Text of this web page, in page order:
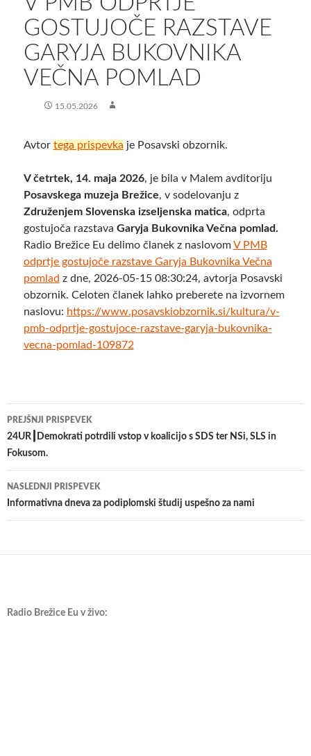
GOSTUJOČE RAZSTAVE
GARYJA BUKOVNIKA
VEČNA POMLAD
15.05.2026
Avtor tega prispevka je Posavski obzornik.
V četrtek, 14. maja 2026, je bila v Malem avditoriju
Posavskega muzeja Brežice, v sodelovanju z
Združenjem Slovenska izseljenska matica, odprta
gostujoča razstava Garyja Bukovnika Večna pomlad.
Radio Brežice Eu delimo članek z naslovomV PMB
odprtje gostujoče razstave Garyja Bukovnika Večna
pomlad z dne, 2026-05-15 08:30:24, avtorja Posavski
obzornik. Celoten članek lahko preberete na izvornem
naslovu: https://www.posavskiobzornik.si/kultura/v-
pmb-odprtje-gostujoce-razstave-garyja-bukovnika-
vecna-pomlad-109872
Krmarjenje
po
PREJŠNJI PRISPEVEK
24UR┃Demokrati potrdili vstop v koalicijo s SDS ter NSi, SLS in
Fokusom.
NASLEDNJI PRISPEVEK
Informativna dneva za podiplomski študij uspešno za nami
Radio Brežice Eu v živo: